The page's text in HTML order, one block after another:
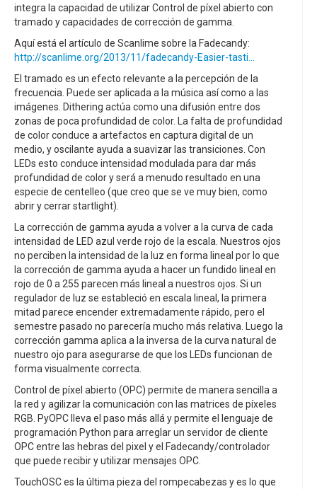
integra la capacidad de utilizar Control de píxel abierto con
tramado y capacidades de corrección de gamma.
Aquí está el artículo de Scanlime sobre la Fadecandy:
http://scanlime.org/2013/11/fadecandy-Easier-tasti...
El tramado es un efecto relevante a la percepción de la
frecuencia. Puede ser aplicada a la música así como a las
imágenes. Dithering actúa como una difusión entre dos
zonas de poca profundidad de color. La falta de profundidad
de color conduce a artefactos en captura digital de un
medio, y oscilante ayuda a suavizar las transiciones. Con
LEDs esto conduce intensidad modulada para dar más
profundidad de color y será a menudo resultado en una
especie de centelleo (que creo que se ve muy bien, como
abrir y cerrar startlight).
La corrección de gamma ayuda a volver a la curva de cada
intensidad de LED azul verde rojo de la escala. Nuestros ojos
no perciben la intensidad de la luz en forma lineal por lo que
la corrección de gamma ayuda a hacer un fundido lineal en
rojo de 0 a 255 parecen más lineal a nuestros ojos. Si un
regulador de luz se estableció en escala lineal, la primera
mitad parece encender extremadamente rápido, pero el
semestre pasado no parecería mucho más relativa. Luego la
corrección gamma aplica a la inversa de la curva natural de
nuestro ojo para asegurarse de que los LEDs funcionan de
forma visualmente correcta.
Control de píxel abierto (OPC) permite de manera sencilla a
la red y agilizar la comunicación con las matrices de píxeles
RGB. PyOPC lleva el paso más allá y permite el lenguaje de
programación Python para arreglar un servidor de cliente
OPC entre las hebras del pixel y el Fadecandy/controlador
que puede recibir y utilizar mensajes OPC.
TouchOSC es la última pieza del rompecabezas y es lo que